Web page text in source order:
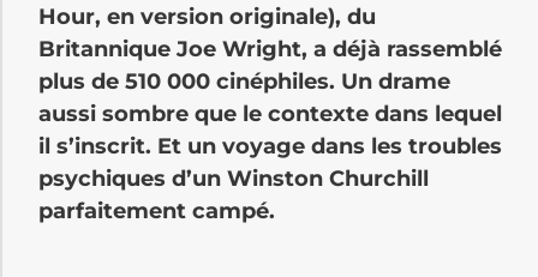
Hour, en version originale), du
Britannique Joe Wright, a déjà rassemblé
plus de 510 000 cinéphiles. Un drame
aussi sombre que le contexte dans lequel
il s’inscrit. Et un voyage dans les troubles
psychiques d’un Winston Churchill
parfaitement campé.